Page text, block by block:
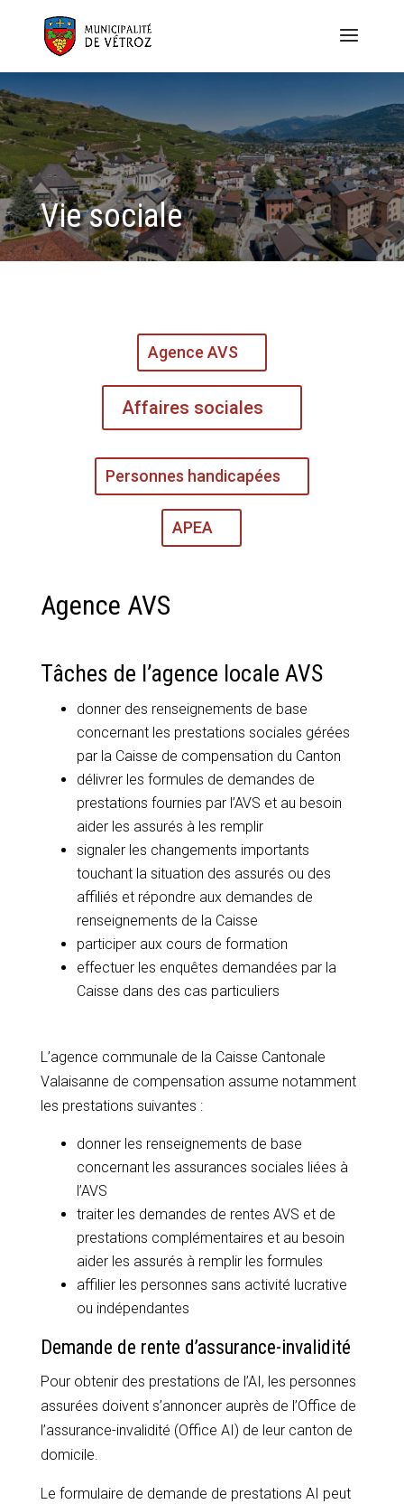
Vie sociale
Agence AVS
Affaires sociales
Personnes handicapées
APEA
Agence AVS
Tâches de l’agence locale AVS
donner des renseignements de base
concernant les prestations sociales gérées
par la Caisse de compensation du Canton
délivrer les formules de demandes de
prestations fournies par l’AVS et au besoin
aider les assurés à les remplir
signaler les changements importants
touchant la situation des assurés ou des
affiliés et répondre aux demandes de
renseignements de la Caisse
participer aux cours de formation
effectuer les enquêtes demandées par la
Caisse dans des cas particuliers
L’agence communale de la Caisse Cantonale
Valaisanne de compensation assume notamment
les prestations suivantes :
donner les renseignements de base
concernant les assurances sociales liées à
l’AVS
traiter les demandes de rentes AVS et de
prestations complémentaires et au besoin
aider les assurés à remplir les formules
affilier les personnes sans activité lucrative
ou indépendantes
Demande de rente d’assurance-invalidité
Pour obtenir des prestations de l’AI, les personnes
assurées doivent s’annoncer auprès de l’Office de
l’assurance-invalidité (Office AI) de leur canton de
domicile.
Le formulaire de demande de prestations AI peut